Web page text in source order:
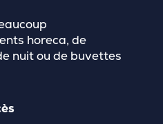
horeca, de
nuit ou de buvettes